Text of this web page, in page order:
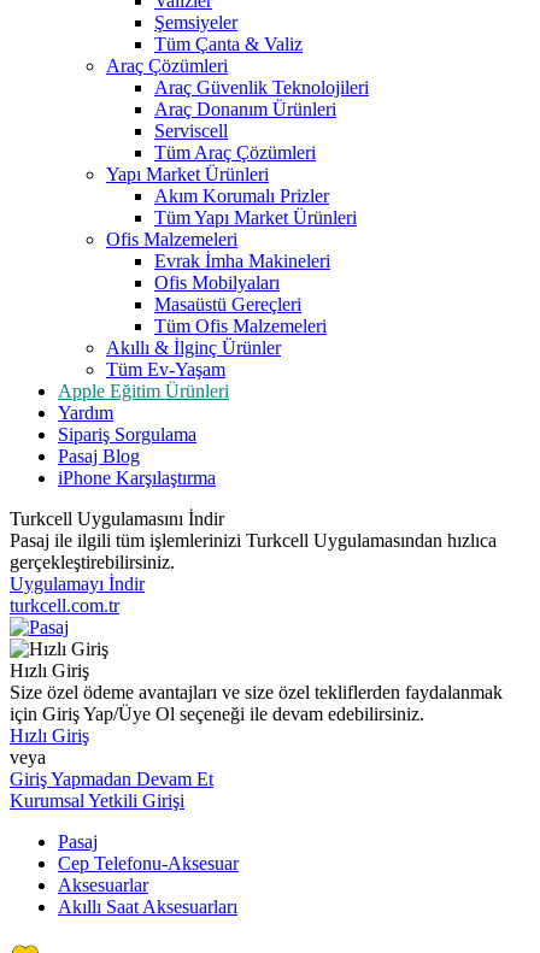
Şemsiyeler
Tüm Çanta & Valiz
Araç Çözümleri
Araç Güvenlik Teknolojileri
Araç Donanım Ürünleri
Serviscell
Tüm Araç Çözümleri
Yapı Market Ürünleri
Akım Korumalı Prizler
Tüm Yapı Market Ürünleri
Ofis Malzemeleri
Evrak İmha Makineleri
Ofis Mobilyaları
Masaüstü Gereçleri
Tüm Ofis Malzemeleri
Akıllı & İlginç Ürünler
Tüm Ev-Yaşam
Apple Eğitim Ürünleri
Yardım
Sipariş Sorgulama
Pasaj Blog
iPhone Karşılaştırma
Turkcell Uygulamasını İndir
Pasaj ile ilgili tüm işlemlerinizi Turkcell Uygulamasından hızlıca
gerçekleştirebilirsiniz.
Uygulamayı İndir
turkcell.com.tr
Hızlı Giriş
Size özel ödeme avantajları ve size özel tekliflerden faydalanmak
için Giriş Yap/Üye Ol seçeneği ile devam edebilirsiniz.
Hızlı Giriş
veya
Giriş Yapmadan Devam Et
Kurumsal Yetkili Girişi
Pasaj
Cep Telefonu-Aksesuar
Aksesuarlar
Akıllı Saat Aksesuarları